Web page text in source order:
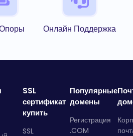
Онлайн Поддержка
SSL
сертификат
купить
SSL
Популярные
домены
Регистрация
.COM